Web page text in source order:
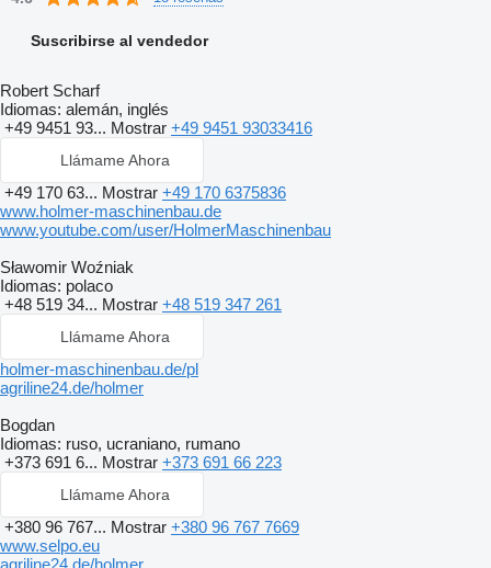
Suscribirse al vendedor
Robert Scharf
Idiomas: alemán, inglés
+49 9451 93... Mostrar +49 9451 93033416
Llámame Ahora
+49 170 63... Mostrar +49 170 6375836
www.holmer-maschinenbau.de
www.youtube.com/user/HolmerMaschinenbau
Sławomir Woźniak
Idiomas: polaco
+48 519 34... Mostrar +48 519 347 261
Llámame Ahora
holmer-maschinenbau.de/pl
agriline24.de/holmer
Bogdan
Idiomas: ruso, ucraniano, rumano
+373 691 6... Mostrar +373 691 66 223
Llámame Ahora
+380 96 767... Mostrar +380 96 767 7669
www.selpo.eu
agriline24.de/holmer